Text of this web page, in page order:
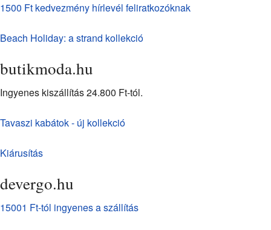
1500 Ft kedvezmény hírlevél feliratkozóknak
Beach Holiday: a strand kollekció
butikmoda.hu
Ingyenes kiszállítás 24.800 Ft-tól.
Tavaszi kabátok - új kollekció
Kiárusítás
devergo.hu
15001 Ft-tól ingyenes a szállítás